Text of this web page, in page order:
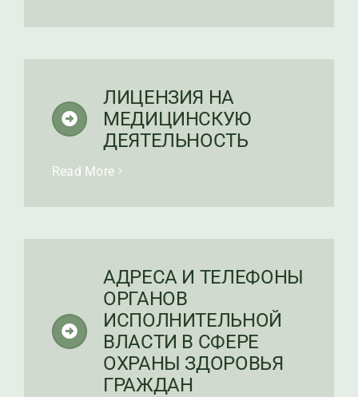
ЛИЦЕНЗИЯ НА
МЕДИЦИНСКУЮ
ДЕЯТЕЛЬНОСТЬ
Read More
АДРЕСА И ТЕЛЕФОНЫ
ОРГАНОВ
ИСПОЛНИТЕЛЬНОЙ
ВЛАСТИ В СФЕРЕ
ОХРАНЫ ЗДОРОВЬЯ
ГРАЖДАН